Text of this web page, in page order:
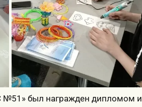
№51» был награжден дипломом и